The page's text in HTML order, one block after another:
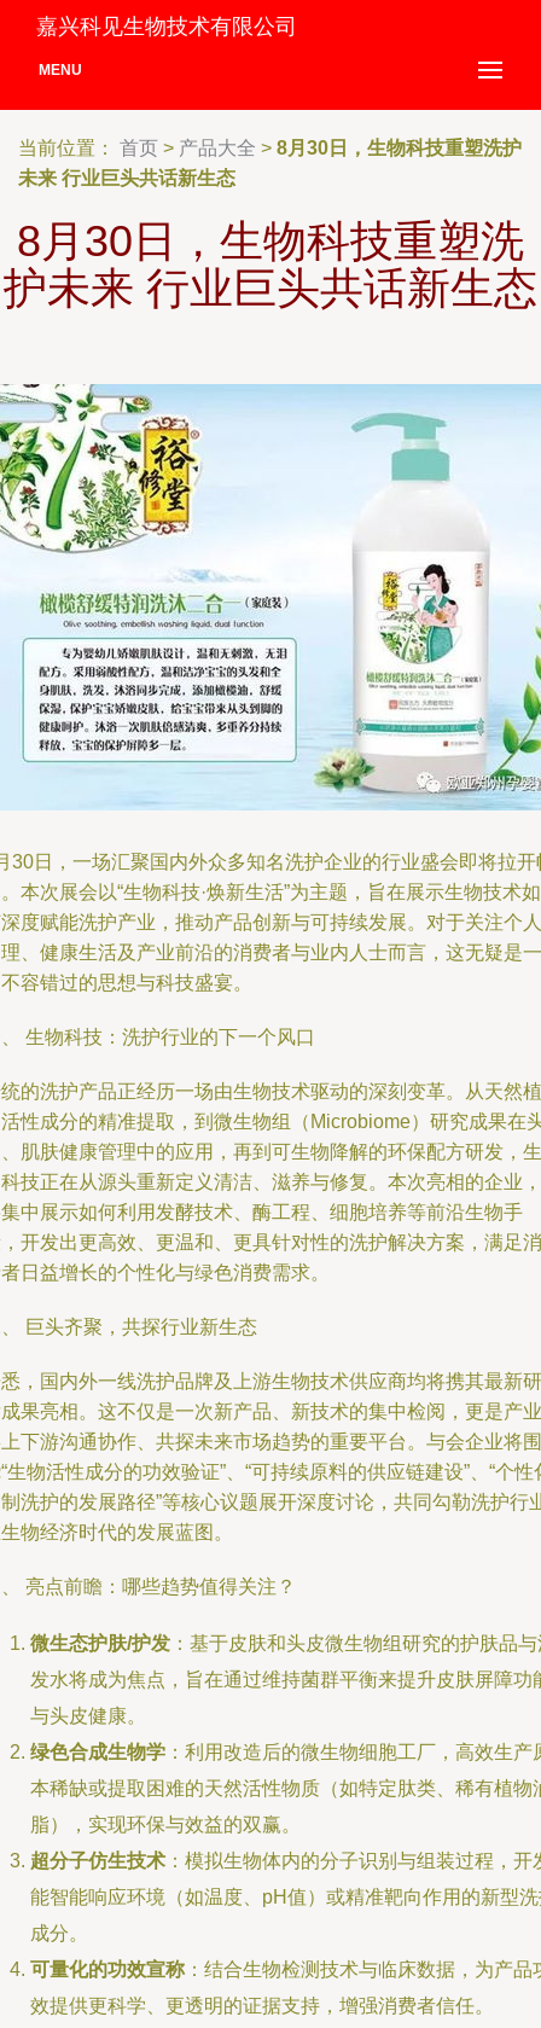
嘉兴科见生物技术有限公司
MENU
当前位置： 首页 > 产品大全 > 8月30日，生物科技重塑洗护
未来 行业巨头共话新生态
8月30日，生物科技重塑洗
护未来 行业巨头共话新生态
30日，一场汇聚国内外众多知名洗护企业的行业盛会即将拉开
本次展会以“生物科技·焕新生活”为主题，旨在展示生物技术如
度赋能洗护产业，推动产品创新与可持续发展。对于关注个人
、健康生活及产业前沿的消费者与业内人士而言，这无疑是一
容错过的思想与科技盛宴。
生物科技：洗护行业的下一个风口
的洗护产品正经历一场由生物技术驱动的深刻变革。从天然植
性成分的精准提取，到微生物组（Microbiome）研究成果在
肌肤健康管理中的应用，再到可生物降解的环保配方研发，生
技正在从源头重新定义清洁、滋养与修复。本次亮相的企业，
中展示如何利用发酵技术、酶工程、细胞培养等前沿生物手
开发出更高效、更温和、更具针对性的洗护解决方案，满足消
日益增长的个性化与绿色消费需求。
巨头齐聚，共探行业新生态
，国内外一线洗护品牌及上游生物技术供应商均将携其最新研
果亮相。这不仅是一次新产品、新技术的集中检阅，更是产业
下游沟通协作、共探未来市场趋势的重要平台。与会企业将围
生物活性成分的功效验证”、“可持续原料的供应链建设”、“个性
洗护的发展路径”等核心议题展开深度讨论，共同勾勒洗护行
物经济时代的发展蓝图。
亮点前瞻：哪些趋势值得关注？
微生态护肤/护发 ：基于皮肤和头皮微生物组研究的护肤品
发水将成为焦点，旨在通过维持菌群平衡来提升皮肤屏障功
与头皮健康。
绿色合成生物学 ：利用改造后的微生物细胞工厂，高效生产
本稀缺或提取困难的天然活性物质（如特定肽类、稀有植物
脂），实现环保与效益的双赢。
超分子仿生技术 ：模拟生物体内的分子识别与组装过程，开
能智能响应环境（如温度、pH值）或精准靶向作用的新型
成分。
可量化的功效宣称 ：结合生物检测技术与临床数据，为产品
效提供更科学、更透明的证据支持，增强消费者信任。